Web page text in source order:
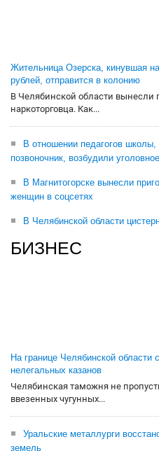
Жительница Озерска, кинувшая
рублей, отправится в колонию
В Челябинской области
наркоторговца. Как...
В отношении педагогов
позвоночник, возбудили
В Магнитогорске вынесли
женщин в соцсетях
В Челябинской области
БИЗНЕС
На границе Челябинской области
нелегальных казанов
Челябинская таможня не
ввезенных чугунных...
Уральские металлурги
земель